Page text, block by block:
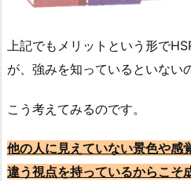
上記でもメリットという形で
が、強みを知っているといない
こう考えてみるのです。
他の人に見えていない景色や感
違う視点を持っているからこそ